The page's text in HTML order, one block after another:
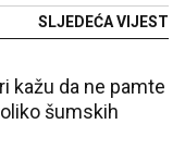
SLJEDEĆA VIJEST
kažu da ne pamte
šumskih